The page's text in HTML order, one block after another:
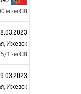
м км СВ
, Ижевск
1 км СВ
, Ижевск